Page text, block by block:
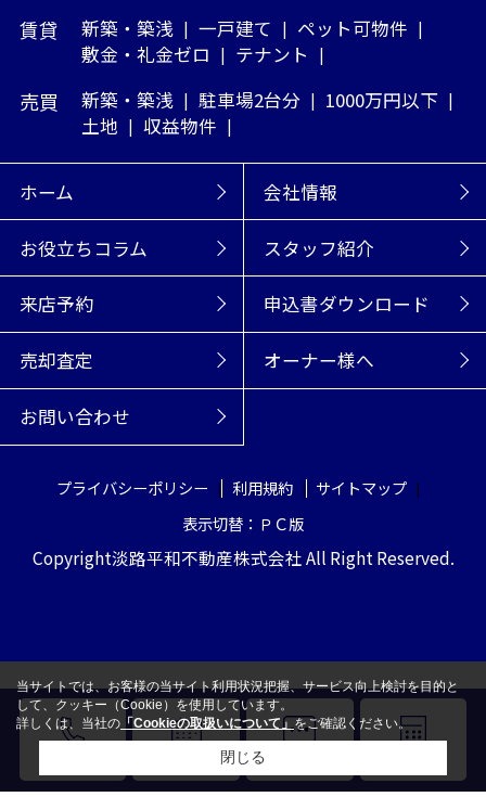
賃貸 新築・築浅 一戸建て
ペット可物件
敷金・礼金ゼロ
テナント
売買 新築・築浅 駐車場2台分
1000万円以下
土地
収益物件
ホーム 会社情報
お役立ちコラム スタッフ紹介
来店予約 申込書ダウンロード
売却査定 オーナー様へ
お問い合わせ
プライバシーポリシー 利用規約
サイトマップ
表示切替：ＰＣ版
Copyright淡路平和不動産株式会社 All Right Reserved.
当サイトでは、お客様の当サイト利用状況把握、サービス向上検討を目的と
して、クッキー（Cookie）を使用しています。
詳しくは、当社の 「Cookieの取扱いについて」 をご確認ください。
閉じる